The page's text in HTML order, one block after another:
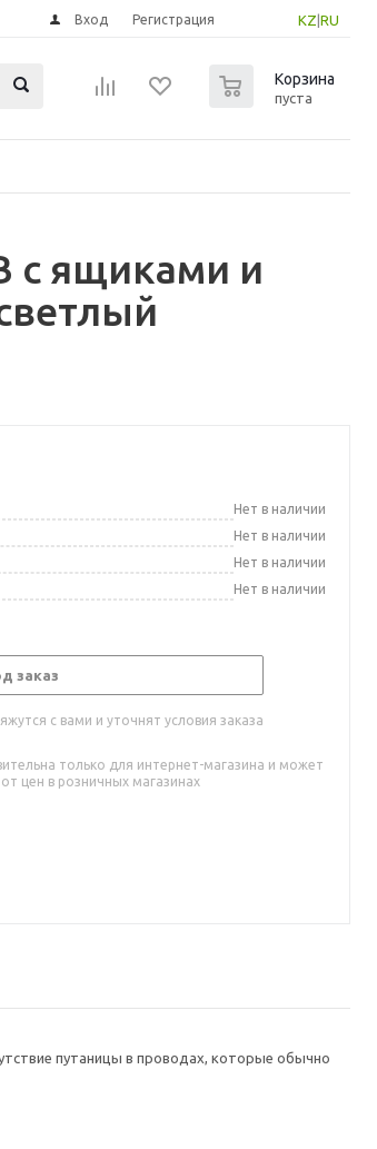
KZ RU
Вход Регистрация
Корзина
пуста
с ящиками и
Нет в наличии
Нет в наличии
Нет в наличии
Нет в наличии
заказ
с вами и уточнят условия заказа
только для интернет-магазина и может
цен в розничных магазинах
путаницы в проводах, которые обычно